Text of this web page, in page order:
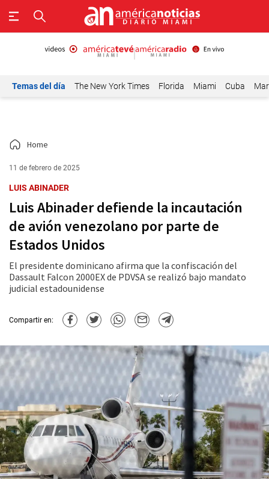
Temas del día The New York Times Florida Miami Cuba
Home
11 de febrero de 2025
LUIS ABINADER
Luis Abinader defiende la incautación
de avión venezolano por parte de
Estados Unidos
El presidente dominicano afirma que la confiscación del
Dassault Falcon 2000EX de PDVSA se realizó bajo mandato
judicial estadounidense
Compartir en: